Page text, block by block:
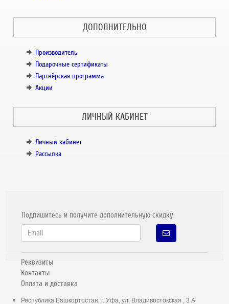
ДОПОЛНИТЕЛЬНО
Производитель
Подарочные сертификаты
Партнёрская программа
Акции
ЛИЧНЫЙ КАБИНЕТ
Личный кабинет
Рассылка
Подпишитесь и получите дополнительную скидку
Реквизиты
Контакты
Оплата и доставка
Республика Башкортостан, г. Уфа, ул. Владивостокская , 3 А